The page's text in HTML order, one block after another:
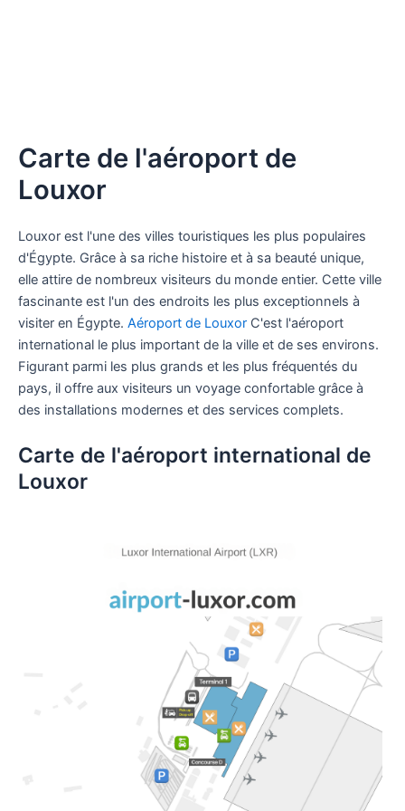
Carte de l'aéroport de
Louxor
Louxor est l'une des villes touristiques les plus populaires
d'Égypte. Grâce à sa riche histoire et à sa beauté unique,
elle attire de nombreux visiteurs du monde entier. Cette ville
fascinante est l'un des endroits les plus exceptionnels à
visiter en Égypte. Aéroport de Louxor C'est l'aéroport
international le plus important de la ville et de ses environs.
Figurant parmi les plus grands et les plus fréquentés du
pays, il offre aux visiteurs un voyage confortable grâce à
des installations modernes et des services complets.
Carte de l'aéroport international de
Louxor